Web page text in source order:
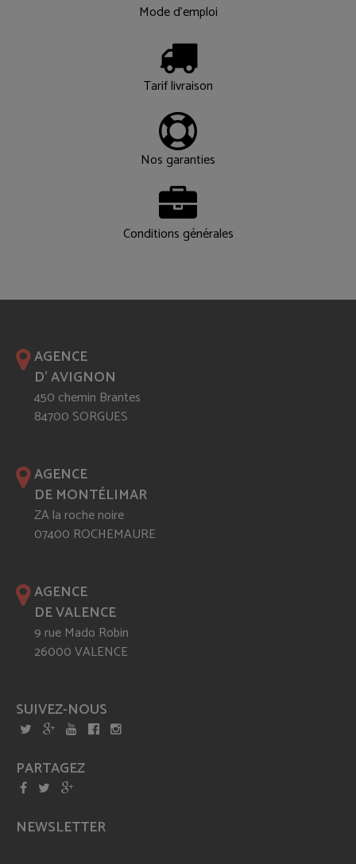
Mode d'emploi
Tarif livraison
Nos garanties
Conditions générales
AGENCE
D' AVIGNON
450 chemin Brantes
84700 SORGUES
AGENCE
DE MONTÉLIMAR
ZA la roche noire
07400 ROCHEMAURE
AGENCE
DE VALENCE
9 rue Mado Robin
26000 VALENCE
SUIVEZ-NOUS
PARTAGEZ
NEWSLETTER